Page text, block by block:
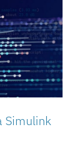
Simulink